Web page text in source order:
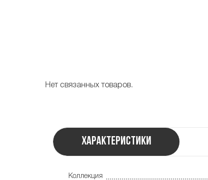
Нет связанных товаров.
Характеристики
Коллекция